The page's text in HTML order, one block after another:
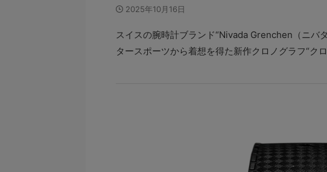
2025年10月16日
スイスの腕時計ブランド“Nivada Grenchen（ニバ
タースポーツから着想を得た新作クロノグラフ“ク